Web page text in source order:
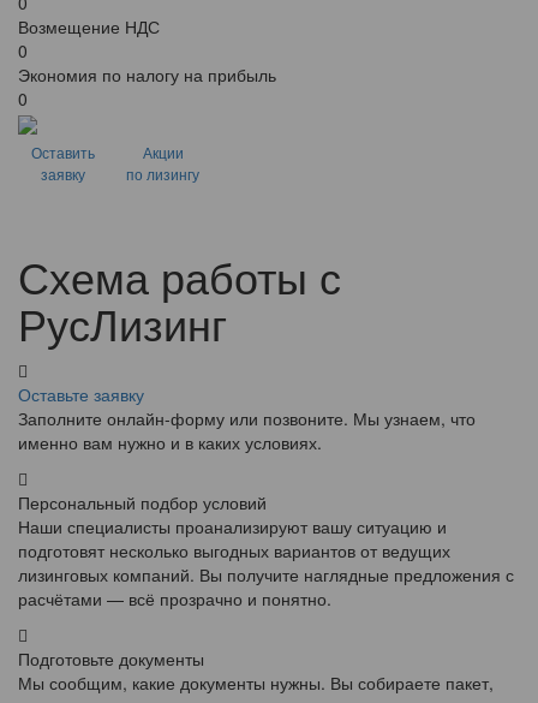
Возмещение НДС
0
Экономия по налогу на прибыль
0
Оставить
заявку
Акции
по лизингу
Схема работы с
РусЛизинг
Оставьте заявку
Заполните онлайн-форму или позвоните. Мы узнаем, что
именно вам нужно и в каких условиях.
Персональный подбор условий
Наши специалисты проанализируют вашу ситуацию и
подготовят несколько выгодных вариантов от ведущих
лизинговых компаний. Вы получите наглядные предложения с
расчётами — всё прозрачно и понятно.
Подготовьте документы
Мы сообщим, какие документы нужны. Вы собираете пакет,